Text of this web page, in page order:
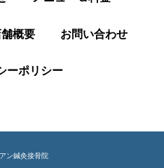
舗概要 お問い合わせ
ーポリシー
ン鍼灸接骨院